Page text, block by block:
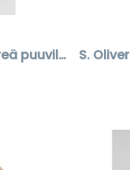
Vaalea oliivinvihreä puuvillaneule o-pääntiellä
S. Oliver